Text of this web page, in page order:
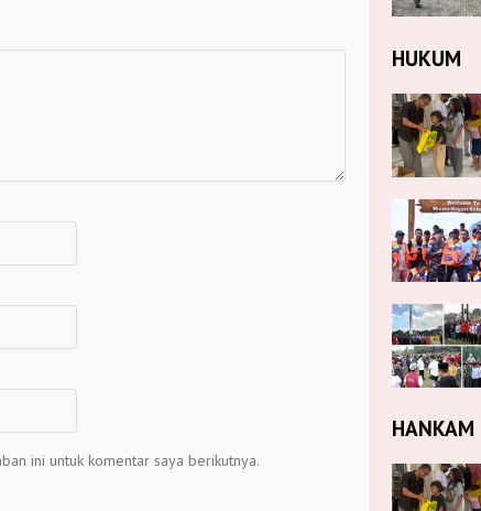
ini untuk komentar saya berikutnya.
HUKUM
HANKAM